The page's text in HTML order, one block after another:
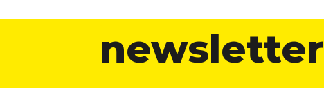
newsletter